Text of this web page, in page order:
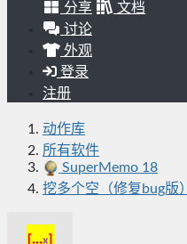
分享
文档
讨论
外观
登录
注册
动作库
所有软件
SuperMemo 18
挖多个空（修复bug版）